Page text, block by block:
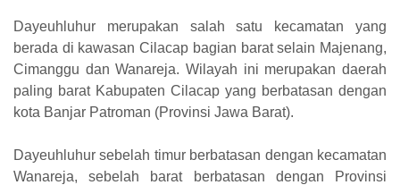
Dayeuhluhur merupakan salah satu kecamatan yang
berada di kawasan Cilacap bagian barat selain Majenang,
Cimanggu dan Wanareja. Wilayah ini merupakan daerah
paling barat Kabupaten Cilacap yang berbatasan dengan
kota Banjar Patroman (Provinsi Jawa Barat).
Dayeuhluhur sebelah timur berbatasan dengan kecamatan
Wanareja, sebelah barat berbatasan dengan Provinsi